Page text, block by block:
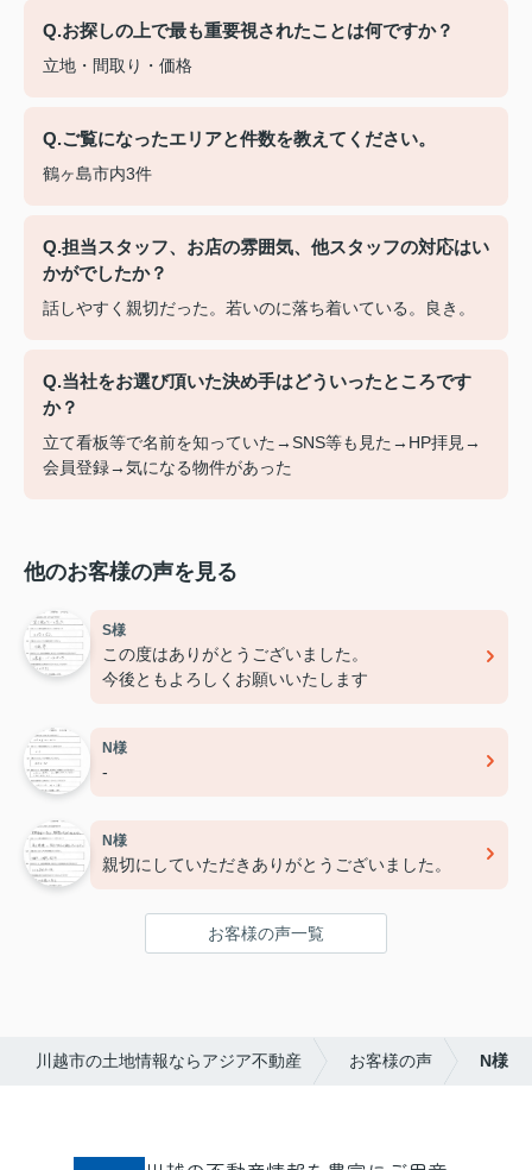
Q.お探しの上で最も重要視されたことは何ですか？
立地・間取り・価格
Q.ご覧になったエリアと件数を教えてください。
鶴ヶ島市内3件
Q.担当スタッフ、お店の雰囲気、他スタッフの対応はい
かがでしたか？
話しやすく親切だった。若いのに落ち着いている。良き。
Q.当社をお選び頂いた決め手はどういったところです
か？
立て看板等で名前を知っていた→SNS等も見た→HP拝見→
会員登録→気になる物件があった
他のお客様の声を見る
S様
この度はありがとうございました。
今後ともよろしくお願いいたします
N様
-
N様
親切にしていただきありがとうございました。
お客様の声一覧
川越市の土地情報ならアジア不動産 お客様の声 N様